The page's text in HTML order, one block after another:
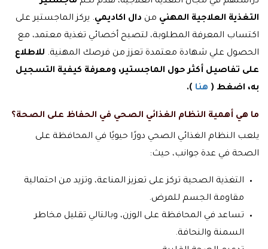
التغذية العلاجية المهني من دال اكاديمي. يركز الماجستير على
اكتساب المعرفة المطلوبة، لتصبح أخصائي تغذية معتمد، مع
الحصول علي شهادة معتمدة تعزز من فرصك المهنية. للاطلاع
على تفاصيل أكثر حول الماجستير، ومعرفة كيفية التسجيل
به، اضغط ( هنا ).
ما هي أهمية النظام الغذائي الصحي في الحفاظ على الصحة؟
يلعب النظام الغذائي الصحي دورًا حيويًا في المحافظة على
الصحة في عدة جوانب، حيث:
التغذية الصحية تركز على تعزيز المناعة، وتزيد من احتمالية
مقاومة الجسم للمرض.
تساعد في المحافظة على الوزن، وبالتالي تقليل مخاطر
السمنة والنحافة.